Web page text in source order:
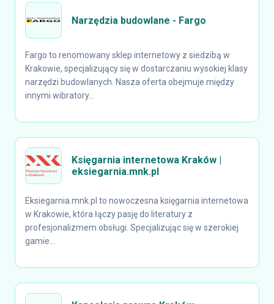
Narzędzia budowlane - Fargo
Fargo to renomowany sklep internetowy z siedzibą w
Krakowie, specjalizujący się w dostarczaniu wysokiej klasy
narzędzi budowlanych. Nasza oferta obejmuje między
innymi wibratory...
Księgarnia internetowa Kraków |
eksiegarnia.mnk.pl
Eksiegarnia.mnk.pl to nowoczesna księgarnia internetowa
w Krakowie, która łączy pasję do literatury z
profesjonalizmem obsługi. Specjalizując się w szerokiej
gamie...